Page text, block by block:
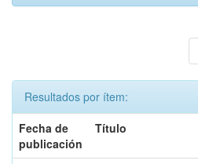
Resultados por ítem:
Fecha de
publicación
Título